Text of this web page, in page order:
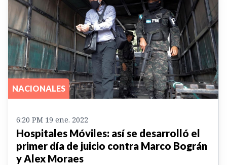
NACIONALES
6:20 PM 19 ene. 2022
Hospitales Móviles: así se desarrolló el
primer día de juicio contra Marco Bográn
y Alex Moraes